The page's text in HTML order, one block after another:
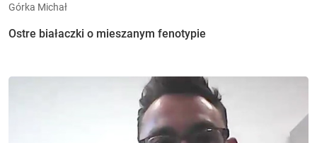
Górka Michał
Ostre białaczki o mieszanym fenotypie